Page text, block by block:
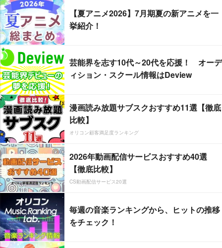
【夏アニメ2026】7月期夏の新アニメを一
挙紹介！
芸能界を志す10代～20代を応援！ オーデ
ィション・スクール情報はDeview
漫画読み放題サブスクおすすめ11選【徹底
比較】
オリコン顧客満足度ランキング
2026年動画配信サービスおすすめ40選
【徹底比較】
CS動画配信サービス20選
毎週の音楽ランキングから、ヒットの推移
をチェック！